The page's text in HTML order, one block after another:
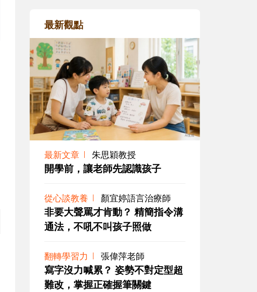
最新觀點
最新文章 朱思穎教授
開學前，讓老師先認識孩子
從心談教養 顏宜婷語言治療師
非要大聲罵才肯動？ 精簡指令溝
通法，不吼不叫孩子照做
翻轉學習力 張偉萍老師
寫字沒力喊累？ 姿勢不對定型超
難改，掌握正確握筆關鍵